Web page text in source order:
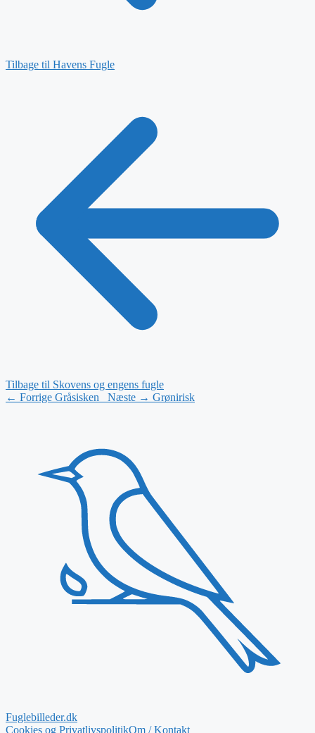
Tilbage til Havens Fugle
Tilbage til Skovens og engens fugle
← Forrige Gråsisken Næste → Grønirisk
Fuglebilleder.dk
Cookies og PrivatlivspolitikOm / Kontakt